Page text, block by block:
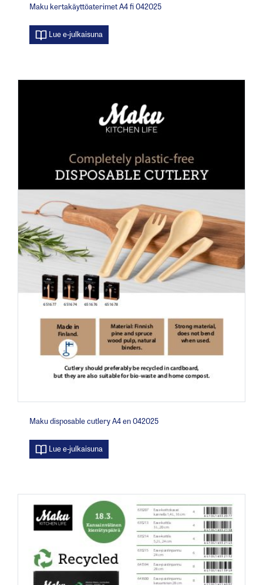
Maku kertakäyttöaterimet A4 fi 042025
Lue e-julkaisuna
Maku disposable cutlery A4 en 042025
Lue e-julkaisuna